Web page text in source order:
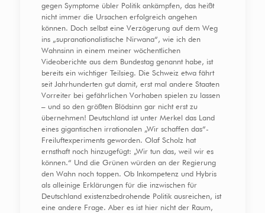
gegen Symptome übler Politik ankämpfen, das heißt
nicht immer die Ursachen erfolgreich angehen
können. Doch selbst eine Verzögerung auf dem Weg
ins „supranationalistische Nirwana“, wie ich den
Wahnsinn in einem meiner wöchentlichen
Videoberichte aus dem Bundestag genannt habe, ist
bereits ein wichtiger Teilsieg. Die Schweiz etwa fährt
seit Jahrhunderten gut damit, erst mal andere Staaten
Vorreiter bei gefährlichen Vorhaben spielen zu lassen
– und so den größten Blödsinn gar nicht erst zu
übernehmen! Deutschland ist unter Merkel das Land
eines gigantischen irrationalen „Wir schaffen das“-
Freiluftexperiments geworden. Olaf Scholz hat
ernsthaft noch hinzugefügt: „Wir tun das, weil wir es
können.“ Und die Grünen würden an der Regierung
den Wahn noch toppen. Ob Inkompetenz und Hybris
als alleinige Erklärungen für die inzwischen für
Deutschland existenzbedrohende Politik ausreichen, ist
eine andere Frage. Aber es ist hier nicht der Raum,